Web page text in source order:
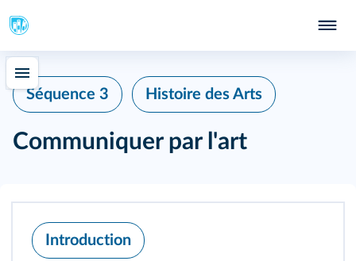
Séquence 3 Histoire des Arts
Communiquer par l'art
Introduction